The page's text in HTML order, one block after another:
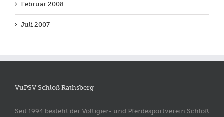
Februar 2008
Juli 2007
VuPSV Schloß Rathsberg
Seit 1994 besteht der Voltigier- und Pferdesportverein Schloß